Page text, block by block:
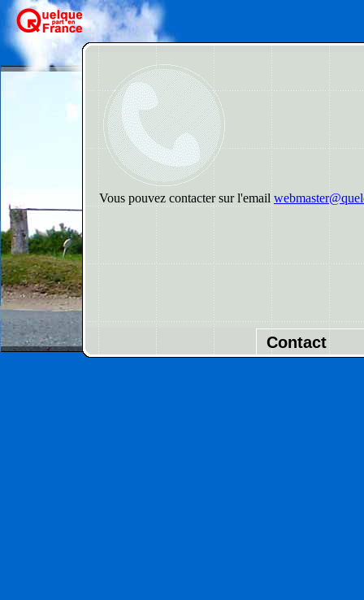
Vous pouvez contacter sur l'email
Contact